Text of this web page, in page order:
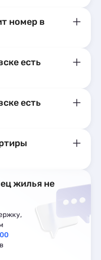
номер в
есть
есть
жилья не